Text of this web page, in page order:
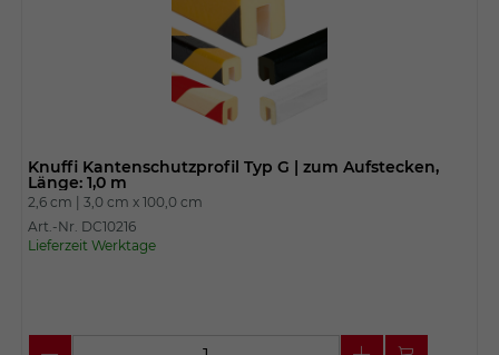
Knuffi Kantenschutzprofil Typ G | zum Aufstecken,
Länge: 1,0 m
2,6 cm | 3,0 cm x 100,0 cm
Art.-Nr. DC10216
Lieferzeit Werktage